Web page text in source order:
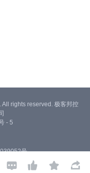
   
rights reserved. 极客邦控
- 5
号